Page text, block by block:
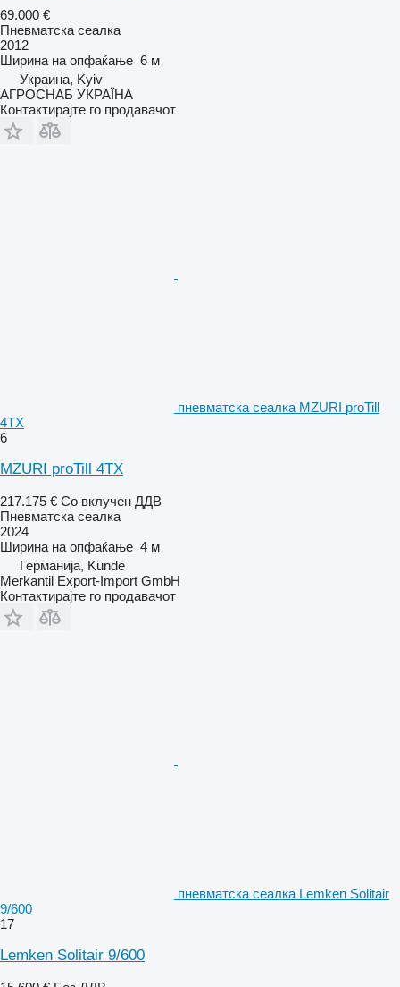
69.000 €
Пневматска сеалка
2012
Ширина на опфаќање 6 м
Украина, Kyiv
АГРОСНАБ УКРАЇНА
Контактирајте го продавачот
пневматска сеалка MZURI proTill
4TX
6
MZURI proTill 4TX
217.175 € Со вклучен ДДВ
Пневматска сеалка
2024
Ширина на опфаќање 4 м
Германија, Kunde
Merkantil Export-Import GmbH
Контактирајте го продавачот
пневматска сеалка Lemken Solitair
9/600
17
Lemken Solitair 9/600